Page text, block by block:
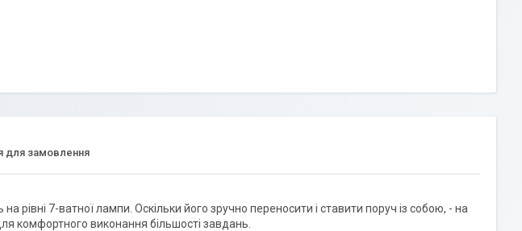
для замовлення
рівні 7-ватної лампи. Оскільки його зручно переносити і ставити поруч із собою, - на
комфортного виконання більшості завдань.